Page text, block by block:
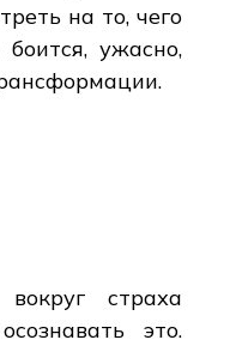
на то, чего
ужасно,
страха
это.